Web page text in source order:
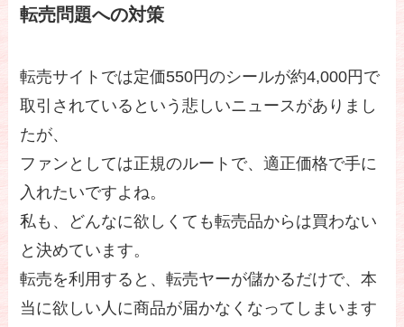
転売問題への対策
転売サイトでは定価550円のシールが約4,000円で
取引されているという悲しいニュースがありまし
たが、
ファンとしては正規のルートで、適正価格で手に
入れたいですよね。
私も、どんなに欲しくても転売品からは買わない
と決めています。
転売を利用すると、転売ヤーが儲かるだけで、本
当に欲しい人に商品が届かなくなってしまいます